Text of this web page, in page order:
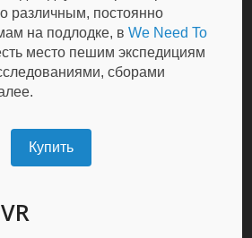
различным, постоянно
на подлодке, вWe Need To
место пешим экспедициям
сборами
Купить